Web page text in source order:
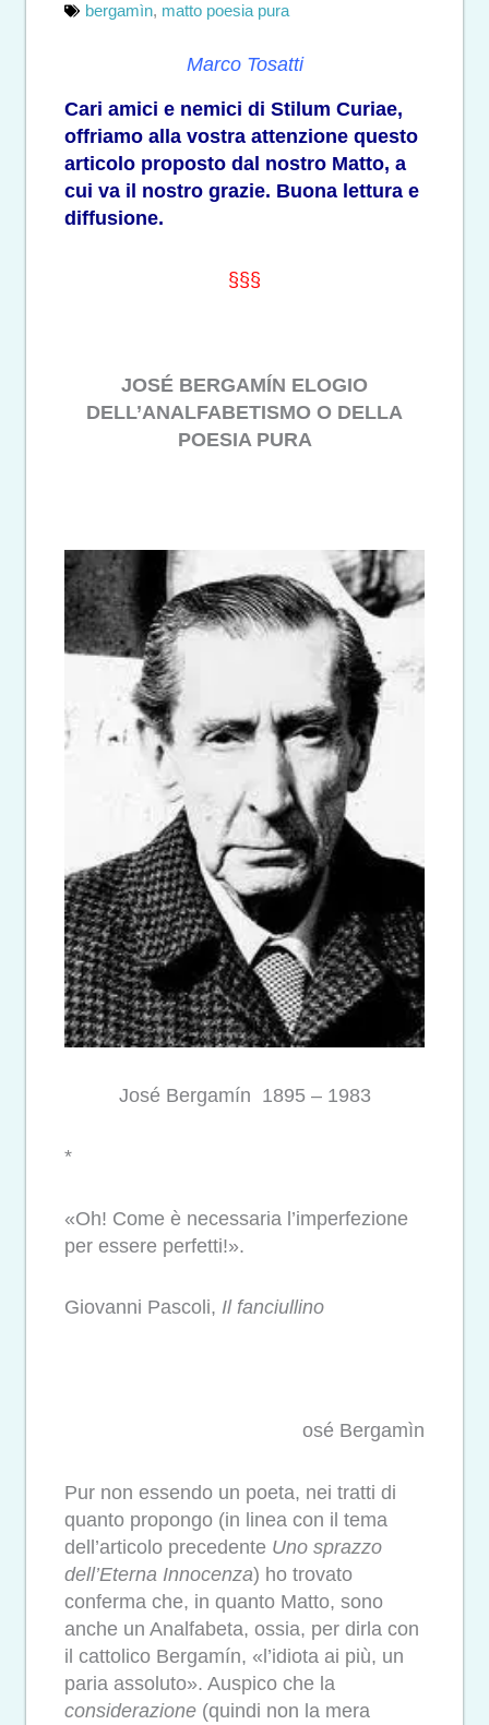
bergamìn, matto poesia pura
Marco Tosatti
Cari amici e nemici di Stilum Curiae,
offriamo alla vostra attenzione questo
articolo proposto dal nostro Matto, a
cui va il nostro grazie. Buona lettura e
diffusione.
§§§
JOSÉ BERGAMÍN ELOGIO
DELL’ANALFABETISMO O DELLA
POESIA PURA
José Bergamín 1895 – 1983
*
«Oh! Come è necessaria l’imperfezione
per essere perfetti!».
Giovanni Pascoli, Il fanciullino
osé Bergamìn
Pur non essendo un poeta, nei tratti di
quanto propongo (in linea con il tema
dell’articolo precedente Uno sprazzo
dell’Eterna Innocenza) ho trovato
conferma che, in quanto Matto, sono
anche un Analfabeta, ossia, per dirla con
il cattolico Bergamín, «l’idiota ai più, un
paria assoluto». Auspico che la
considerazione (quindi non la mera